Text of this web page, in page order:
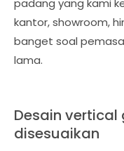
padang yang kami
kantor, showroom,
banget soal
lama.
Desain
disesuaikan